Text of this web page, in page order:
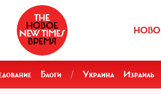
Блоги / Украина Израиль